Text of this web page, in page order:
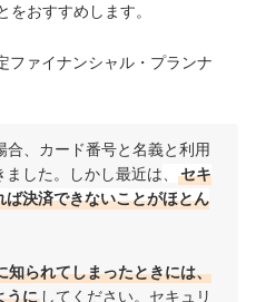
をおすすめします。
ファイナンシャル・プランナ
、カード番号と名義と利用
した。しかし最近は
セキ
決済できないことがほとん
知られてしまったときには、
うに してください。セキュリ